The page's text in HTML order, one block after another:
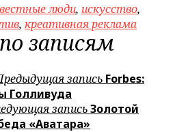
люди, искусство,
, креативная реклама
записям
запись Forbes:
Голливуда
записьЗолотой
«Аватара»